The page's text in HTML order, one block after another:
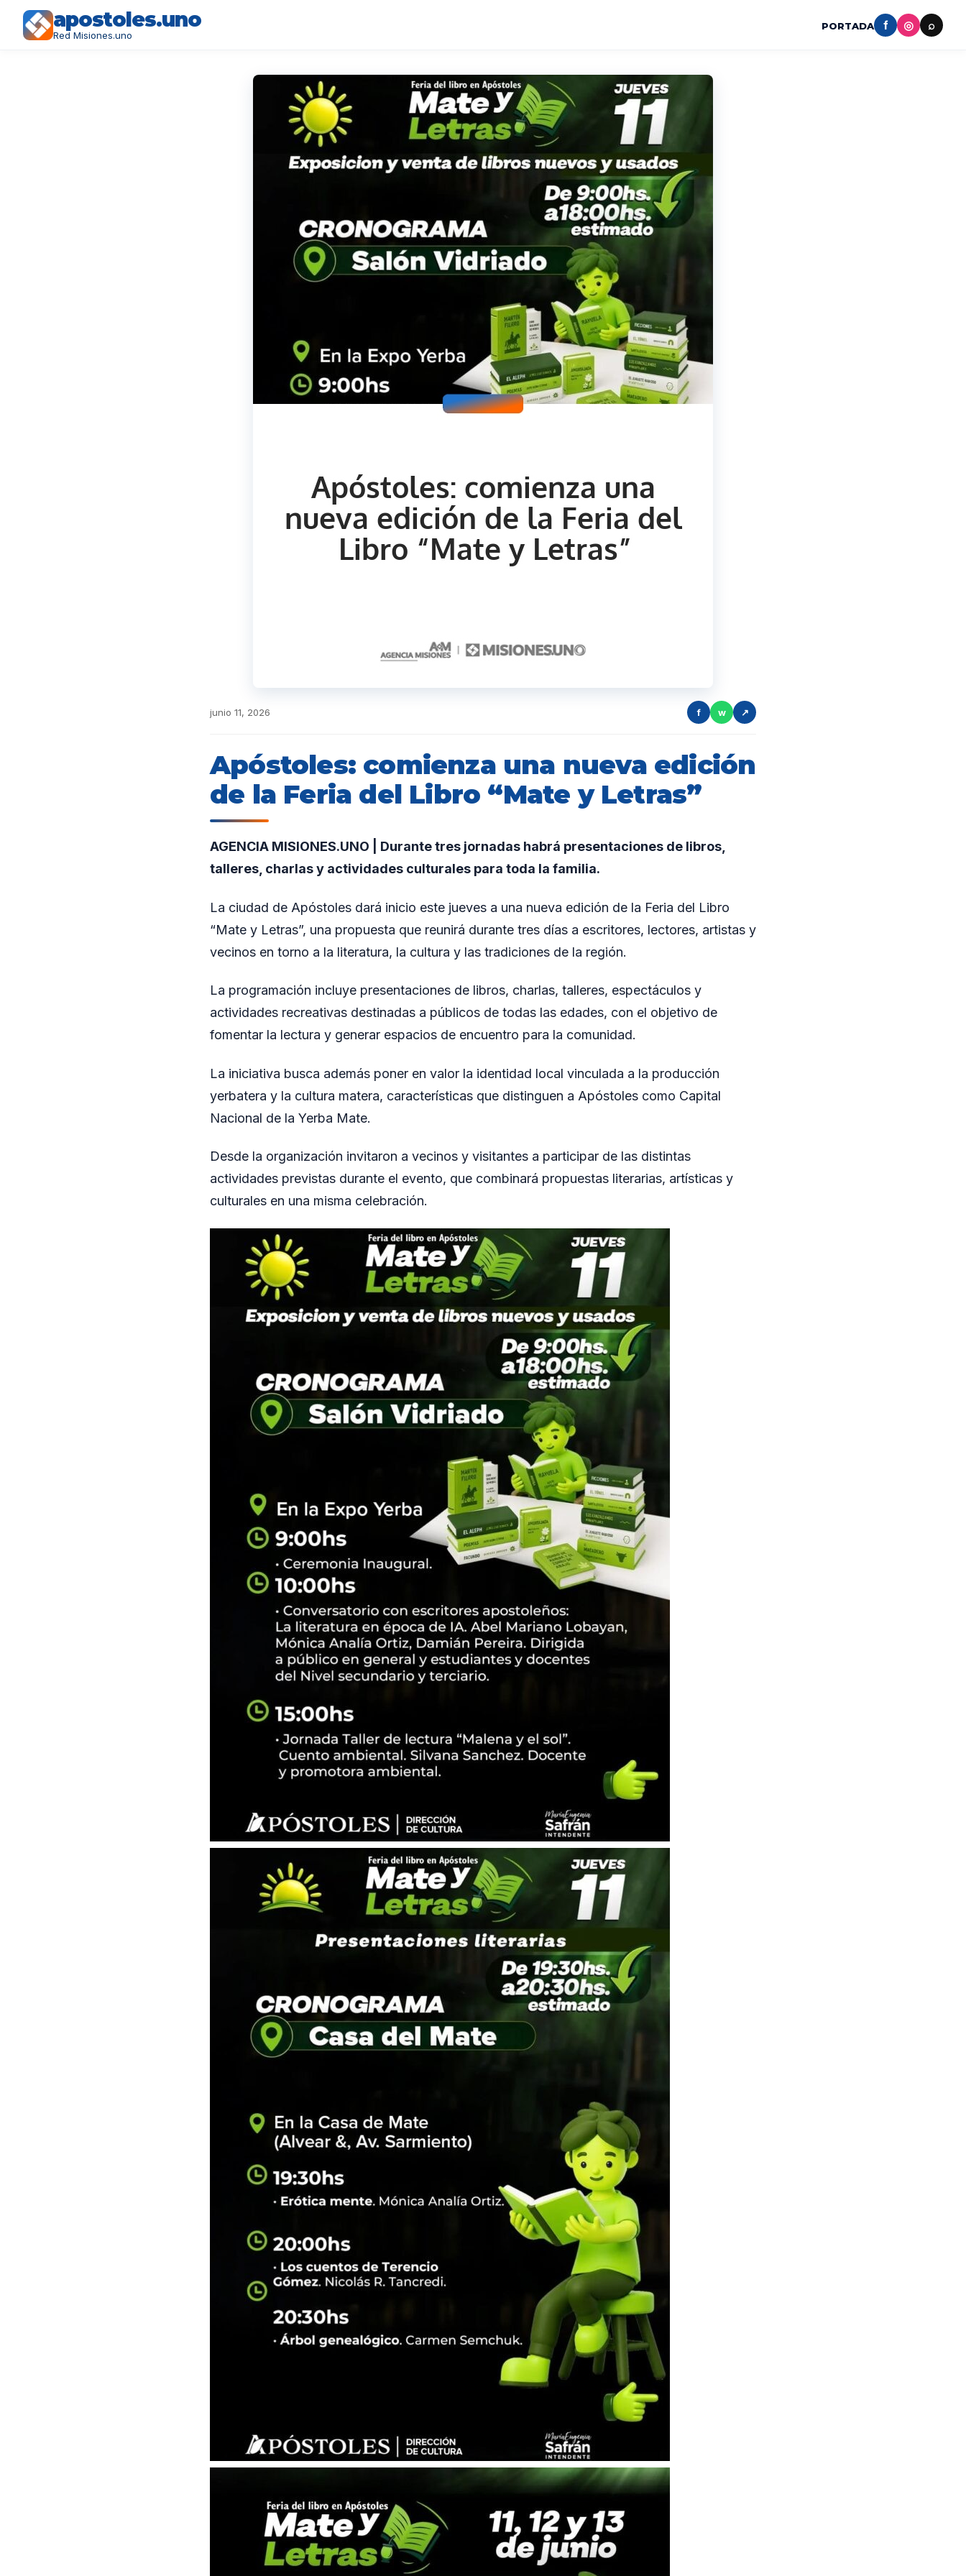
apostoles.uno
Red Misiones.uno
PORTADA f ◎ ⌕
junio 11, 2026 f w ↗
Apóstoles: comienza una nueva edición
de la Feria del Libro “Mate y Letras”
AGENCIA MISIONES.UNO | Durante tres jornadas habrá presentaciones de libros,
talleres, charlas y actividades culturales para toda la familia.
La ciudad de Apóstoles dará inicio este jueves a una nueva edición de la Feria del Libro
“Mate y Letras”, una propuesta que reunirá durante tres días a escritores, lectores, artistas y
vecinos en torno a la literatura, la cultura y las tradiciones de la región.
La programación incluye presentaciones de libros, charlas, talleres, espectáculos y
actividades recreativas destinadas a públicos de todas las edades, con el objetivo de
fomentar la lectura y generar espacios de encuentro para la comunidad.
La iniciativa busca además poner en valor la identidad local vinculada a la producción
yerbatera y la cultura matera, características que distinguen a Apóstoles como Capital
Nacional de la Yerba Mate.
Desde la organización invitaron a vecinos y visitantes a participar de las distintas
actividades previstas durante el evento, que combinará propuestas literarias, artísticas y
culturales en una misma celebración.